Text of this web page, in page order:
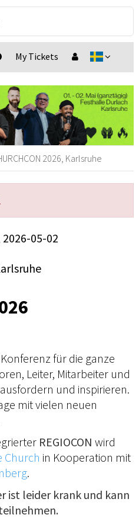
My Tickets
2026, Karlsruhe
05-02
für die ganze
Leiter, Mitarbeiter und
und inspirieren.
mit vielen neuen
REGIOCON wird
Church in Kooperation mit
.
ist leider krank und kann